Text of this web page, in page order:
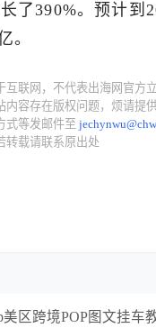
了390%。预计到
。
互联网，不代表出海网官方
内容存在版权问题，烦请提
式等发邮件至
转载请联系原出处
美区跨境POP图文挂车